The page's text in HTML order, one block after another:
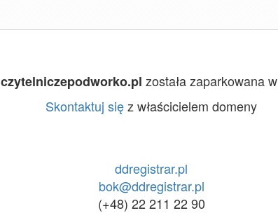
czytelniczepodworko.pl została zaparkowana w
Skontaktuj sięz właścicielem domeny
ddregistrar.pl
bok@ddregistrar.pl
(+48) 22 211 22 90